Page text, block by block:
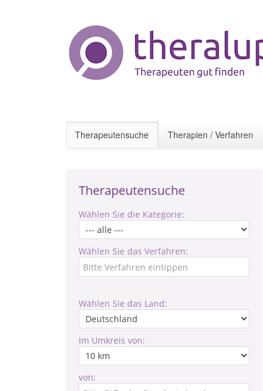
Therapeutensuche Therapien / Verfahren
Therapeutensuche
Wählen Sie die Kategorie:
Wählen Sie das Verfahren:
Wählen Sie das Land:
Im Umkreis von:
von: